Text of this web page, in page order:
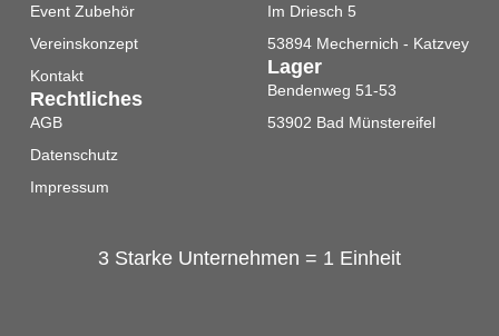
3 Starke Unternehmen = 1 Einheit
Event Zubehör
Vereinskonzept
Kontakt
Rechtliches
AGB
Datenschutz
Impressum
Im Driesch 5
53894 Mechernich - Katzvey
Lager
Bendenweg 51-53
53902 Bad Münstereifel